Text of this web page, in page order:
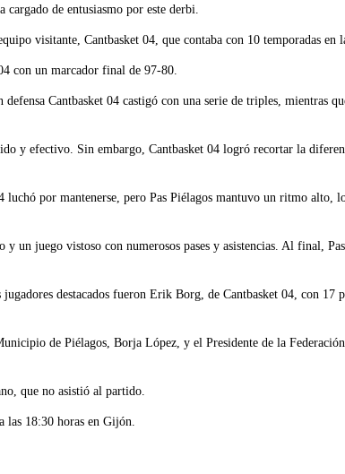
de entusiasmo por este derbi.
visitante, Cantbasket 04, que contaba con 10 temporadas en
con un marcador final de 97-80.
Cantbasket 04 castigó con una serie de triples, mientras
y efectivo. Sin embargo, Cantbasket 04 logró recortar la
por mantenerse, pero Pas Piélagos mantuvo un ritmo
un juego vistoso con numerosos pases y asistencias. Al final,
destacados fueron Erik Borg, de Cantbasket 04, con 17
de Piélagos, Borja López, y el Presidente de la
que no asistió al partido.
las 18:30 horas en Gijón.